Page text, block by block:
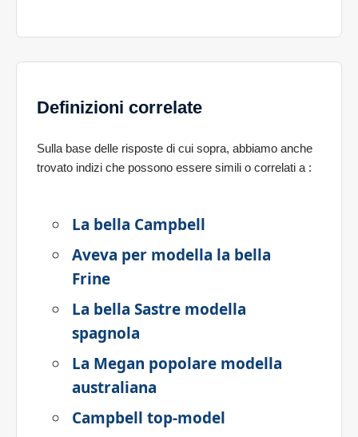
Definizioni correlate
Sulla base delle risposte di cui sopra, abbiamo anche
trovato indizi che possono essere simili o correlati a :
La bella Campbell
Aveva per modella la bella
Frine
La bella Sastre modella
spagnola
La Megan popolare modella
australiana
Campbell top-model